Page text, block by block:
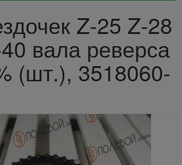
Z-25 Z-28
вала реверса
(шт.), 3518060-